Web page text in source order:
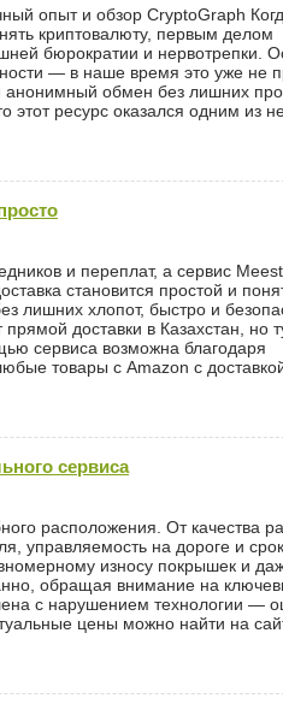
опыт и обзор CryptoGraph
криптовалюту, первым делом
бюрократии и нервотрепки.
— в наше время это уже не
анонимный обмен без лишних
ресурс оказался одним из
и переплат, а сервис Meest
становится простой и
лишних хлопот, быстро и
доставки в Казахстан, но
сервиса возможна благодаря
товары с Amazon с
сервиса
расположения. От качества
управляемость на дороге и
износу покрышек и
обращая внимание на
с нарушением технологии —
цены можно найти на